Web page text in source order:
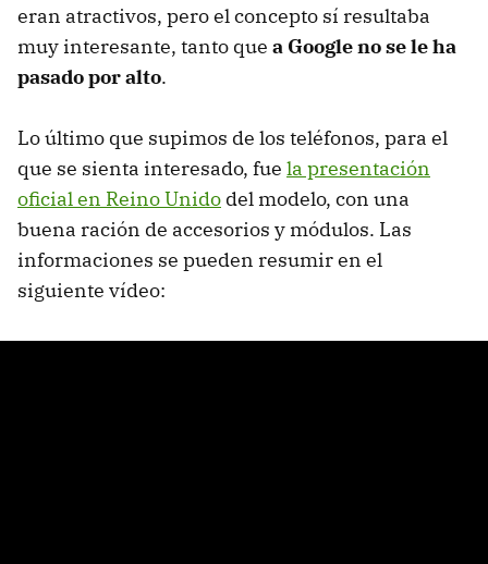
eran atractivos, pero el concepto sí resultaba
muy interesante, tanto que a Google no se le ha
pasado por alto.
Lo último que supimos de los teléfonos, para el
que se sienta interesado, fue la presentación
oficial en Reino Unido del modelo, con una
buena ración de accesorios y módulos. Las
informaciones se pueden resumir en el
siguiente vídeo: